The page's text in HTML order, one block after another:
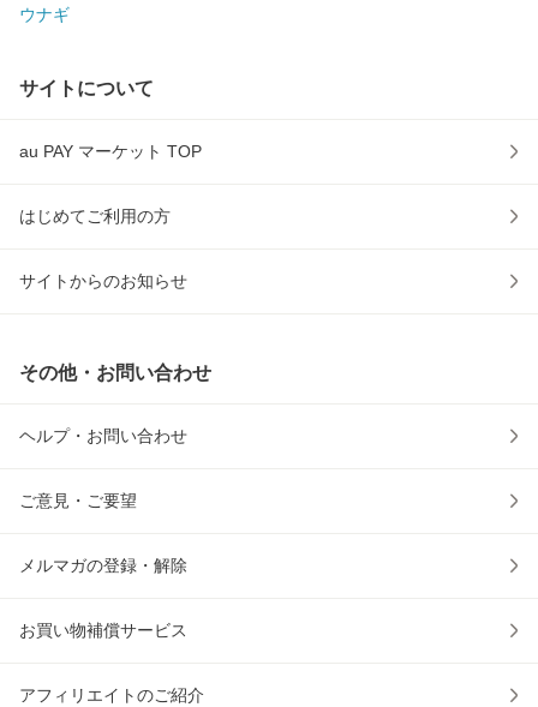
ウナギ
サイトについて
au PAY マーケット TOP
はじめてご利用の方
サイトからのお知らせ
その他・お問い合わせ
ヘルプ・お問い合わせ
ご意見・ご要望
メルマガの登録・解除
お買い物補償サービス
アフィリエイトのご紹介